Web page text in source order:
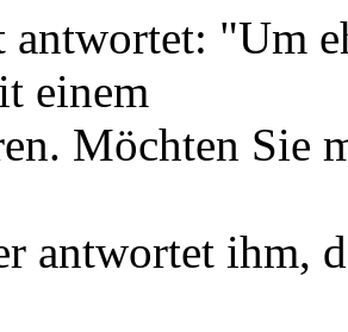
antwortet: "Um
einem
Möchten Sie
antwortet ihm,